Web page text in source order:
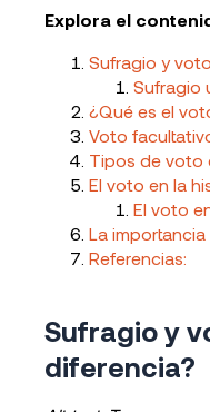
Explora el
Sufragio y
Sufragio
¿Qué es el
Voto
Tipos de voto
El voto en la
El voto
La
Referencias:
Sufragio y
diferencia?